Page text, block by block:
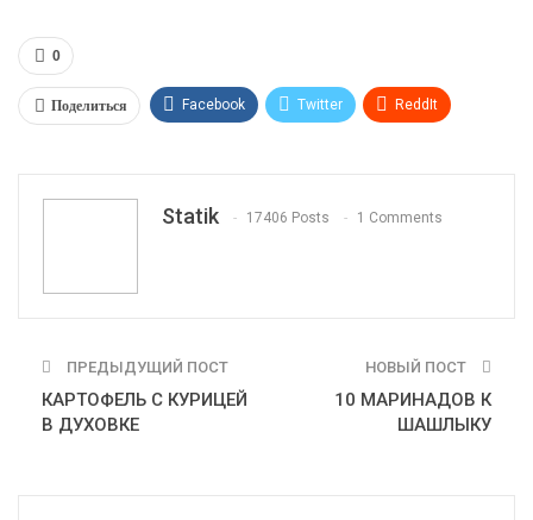
0
Поделиться Facebook Twitter ReddIt
Statik 17406 Posts 1 Comments
ПРЕДЫДУЩИЙ ПОСТ
КАРТОФЕЛЬ С КУРИЦЕЙ
В ДУХОВКЕ
НОВЫЙ ПОСТ
10 МАРИНАДОВ К
ШАШЛЫКУ